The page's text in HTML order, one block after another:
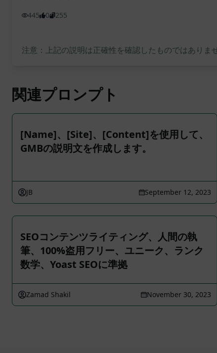
445 0 255
注意：上記の説明は正確性を確認したものではありま
関連プロンプト
[Name]、[Site]、[Content]を使用して、
GMBの説明文を作成します。
JB September 12, 2023
SEOコンテンツライティング、人間の執
筆、100%盗用フリー、ユニーク、ランク
数学、Yoast SEOに準拠
Zamad Shakil November 30, 2023